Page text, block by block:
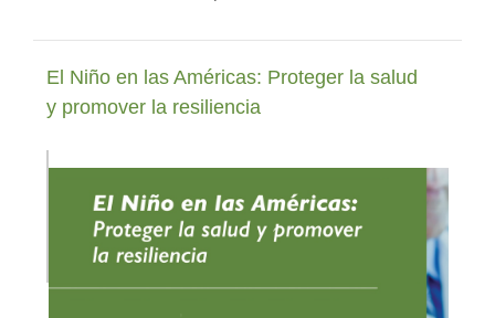
El Niño en las Américas: Proteger la salud
y promover la resiliencia